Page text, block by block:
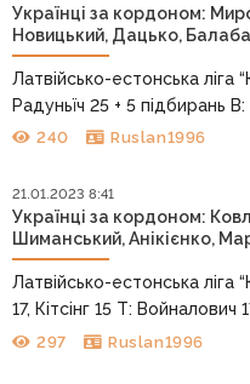
Українці за кордоном:
Новицький, Дацько,
Латвійсько-естонська ліга
Радуньїч 25 + 5 підбирань В:
240 Ruslan1996
21.01.2023 8:41
Українці за кордоном:
Шиманський, Анікієнко,
Латвійсько-естонська ліга
17, Кітсінг 15 Т: Войналович
297 Ruslan1996